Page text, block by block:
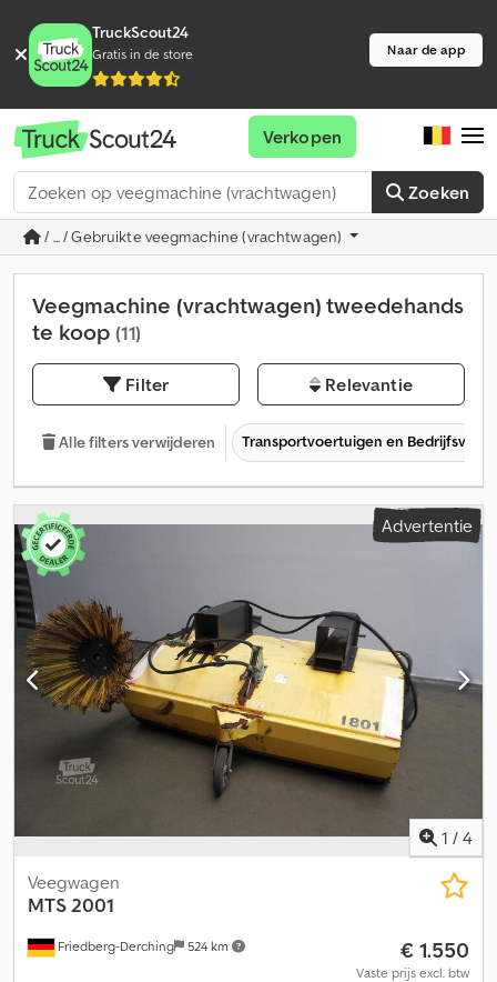
TruckScout24
Gratis in de store Naar de app
Zoeken
Verkopen
/ ... / Gebruikte veegmachine (vrachtwagen)
Veegmachine (vrachtwagen) tweedehands
te koop (11)
Filter Relevantie
Alle filters verwijderen Transportvoertuigen en
Advertentie
1 / 4
Friedberg-Derching 524 km
Veegwagen
MTS2001
€ 1.550
Vaste prijs excl. btw